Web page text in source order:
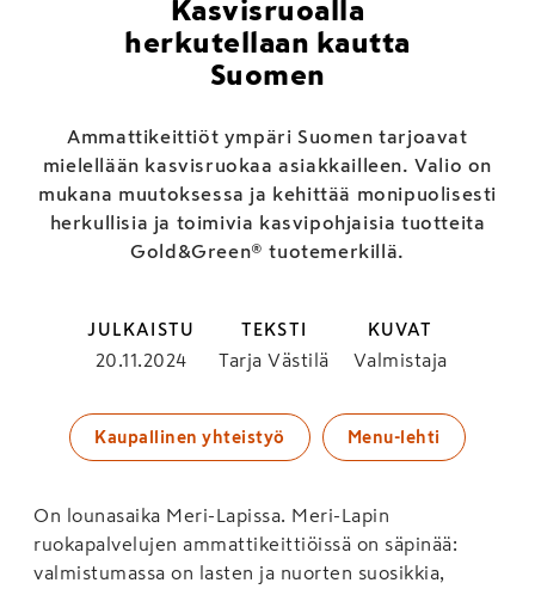
Kasvisruoalla
herkutellaan kautta
Suomen
Ammattikeittiöt ympäri Suomen tarjoavat
mielellään kasvisruokaa asiakkailleen. Valio on
mukana muutoksessa ja kehittää moni­puolisesti
herkullisia ja toimivia kasvipohjaisia tuotteita
Gold&Green® tuotemerkillä.
JULKAISTU
20.11.2024
TEKSTI
Tarja Västilä
KUVAT
Valmistaja
Kaupallinen yhteistyö Menu-lehti
On lounasaika Meri-Lapissa. Meri-Lapin
ruokapalvelujen ammattikeittiöissä on säpinää:
valmistumassa on lasten ja nuorten suosikkia,